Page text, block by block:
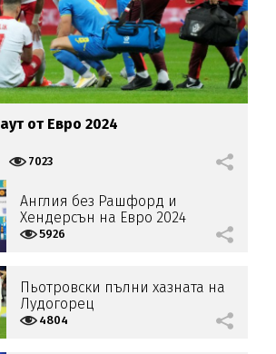
аут от Евро 2024
7023
Англия без Рашфорд и
Хендерсън на Евро 2024
5926
Пьотровски пълни хазната на
Лудогорец
4804